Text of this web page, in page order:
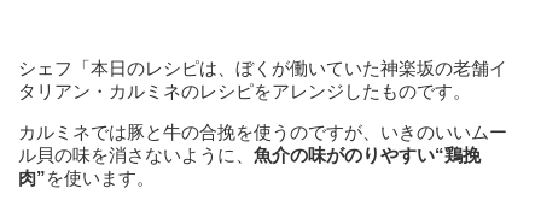
シェフ「本日のレシピは、ぼくが働いていた神楽坂の老舗イ
タリアン・カルミネのレシピをアレンジしたものです。
カルミネでは豚と牛の合挽を使うのですが、いきのいいムー
ル貝の味を消さないように、 魚介の味がのりやすい“鶏挽
肉”を使います。